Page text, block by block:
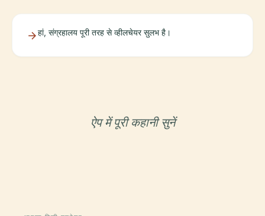
हां, संग्रहालय पूरी तरह से व्हीलचेयर सुलभ है।
ऐप में पूरी कहानी सुनें